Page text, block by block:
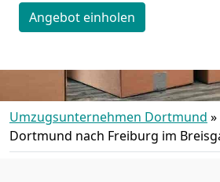
Angebot einholen
Umzugsunternehmen Dortmund »
Dortmund nach Freiburg im